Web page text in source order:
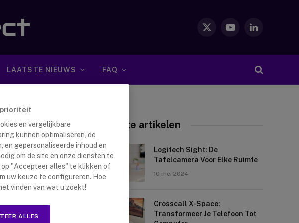
X
YouTubeLinkedIn
LAATSTE NIEUWS FAQ
nodig?
Nieuwste artikelen
Logitech Sight: De
Tafelcamera Voor Elke Ruimte
10 mei 2024
Crosscall X-Space:
Transformeer Je Telefoon Tot
prioriteit
en vergelijkbare
kunnen optimaliseren, de
en gepersonaliseerde inhoud en
om de site en onze diensten te
"Accepteer alles" te klikken of
uw keuze te configureren. Hoe
vinden van wat u zoekt!
ALLES